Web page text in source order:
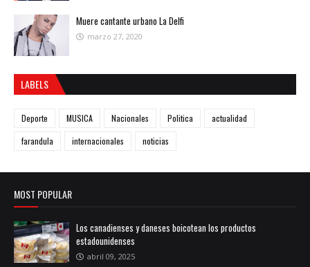
Muere cantante urbano La Delfi
marzo 27, 2020
LABELS
Deporte MUSICA Nacionales Politica
actualidad
farandula
internacionales noticias
MOST POPULAR
Los canadienses y daneses boicotean los productos
estadounidenses
abril 09, 2025